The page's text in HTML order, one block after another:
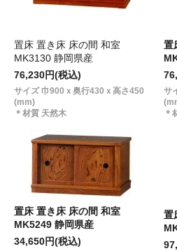
置床 置き床 床の間 和室
MK3130 静岡県産
76,230円(税込)
サイズ 巾900ｘ奥行430ｘ高さ450
(mm)
＊材質 天然木
置
サ
＊
置床 置き床 床の間 和室
MK5249 静岡県産
34,650円(税込)
置